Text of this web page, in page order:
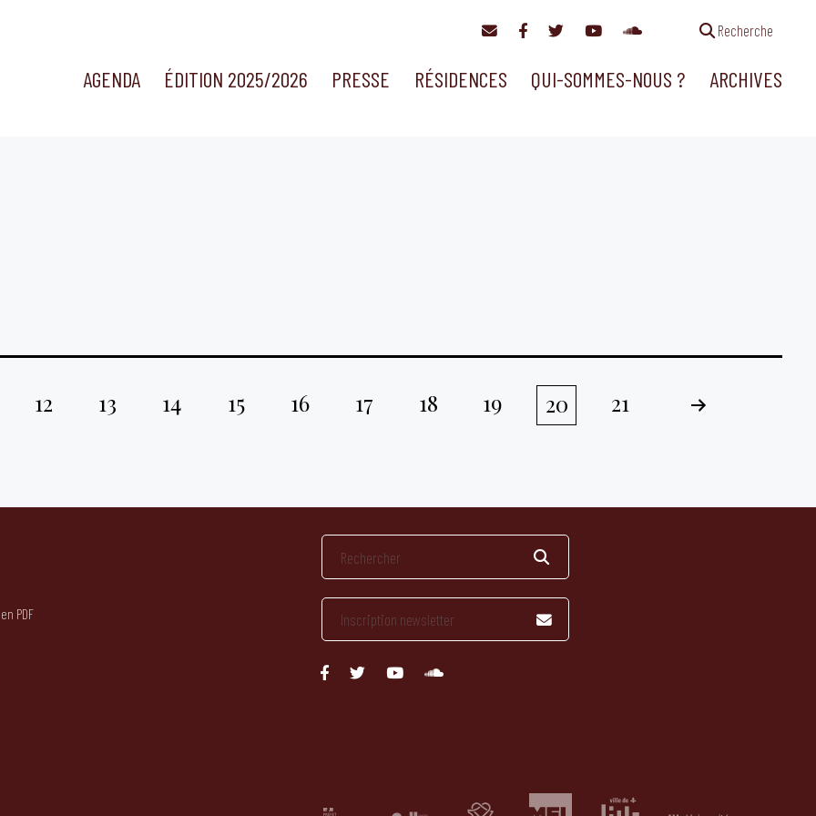
Recherche
AGENDA ÉDITION 2025/2026 PRESSE RÉSIDENCES QUI-SOMMES-NOUS ? ARCHIVES
12 13 14 15 16 17 18 19 20 21
PDF